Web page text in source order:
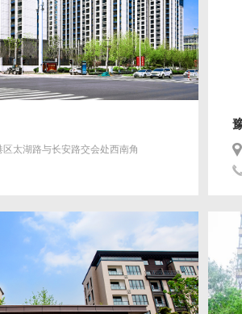
太湖路与长安路交会处西南角